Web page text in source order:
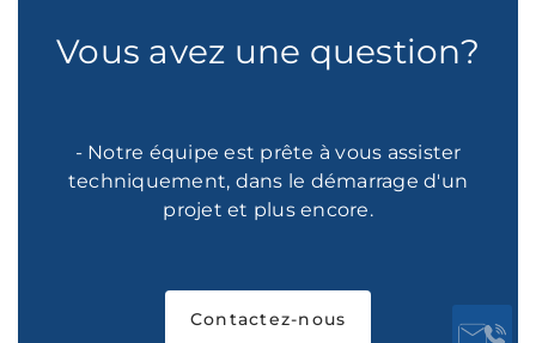
Vous avez une question?
- Notre équipe est prête à vous assister
techniquement, dans le démarrage d'un
projet et plus encore.
Contactez-nous